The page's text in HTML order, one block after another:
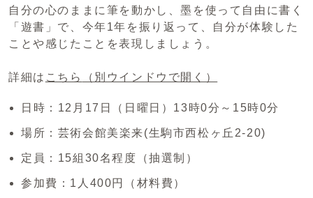
自分の心のままに筆を動かし、墨を使って自由に書く
「遊書」で、今年1年を振り返って、自分が体験した
ことや感じたことを表現しましょう。
詳細は こちら （別ウインドウで開く）
日時：12月17日（日曜日）13時0分～15時0分
場所：芸術会館美楽来(生駒市西松ヶ丘2-20)
定員：15組30名程度（抽選制）
参加費：1人400円（材料費）